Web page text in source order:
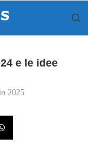
e le idee
2025